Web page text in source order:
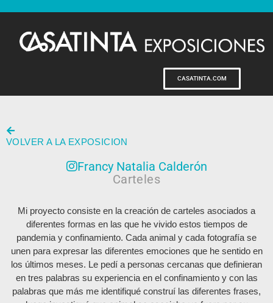
CASATINTA.COM
VOLVER A LA EXPOSICION
Francy Natalia Calderón
Carteles
Mi proyecto consiste en la creación de carteles asociados a
diferentes formas en las que he vivido estos tiempos de
pandemia y confinamiento. Cada animal y cada fotografía se
unen para expresar las diferentes emociones que he sentido en
los últimos meses. Le pedí a personas cercanas que definieran
en tres palabras su experiencia en el confinamiento y con las
palabras que más me identifiqué construí las diferentes frases,